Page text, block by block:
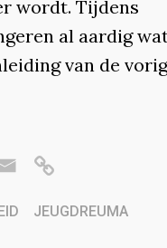
wordt. Tijdens
al aardig
van de
JEUGDREUMA